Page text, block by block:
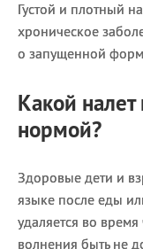
Густой и плотный
хроническое
о запущенной
Какой налет
нормой?
Здоровые дети и
языке после еды
удаляется во
волнения быть не